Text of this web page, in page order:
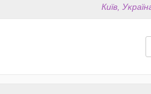
Київ,